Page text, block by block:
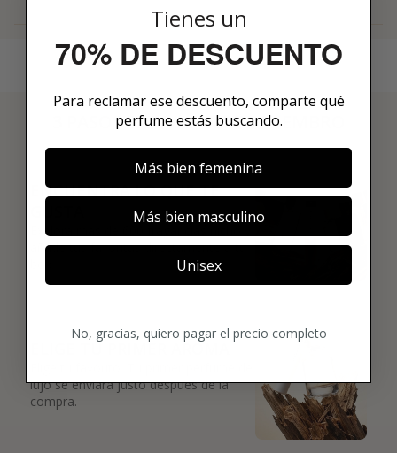
3 PASOS PARA HACERTE MIEMBRO
01
ENCUENTRA LO QUE TE
Explora más de 600 fragancias nicho y
añade tus favoritas directamente a tu
02
ELIGE TU PRIMER AROMA
lujo se enviará justo después de la
compra.
Tienes un
70% DE DESCUENTO
Para reclamar ese descuento, comparte qué
perfume estás buscando.
Más bien femenina
Más bien masculino
Unisex
No, gracias, quiero pagar el precio completo